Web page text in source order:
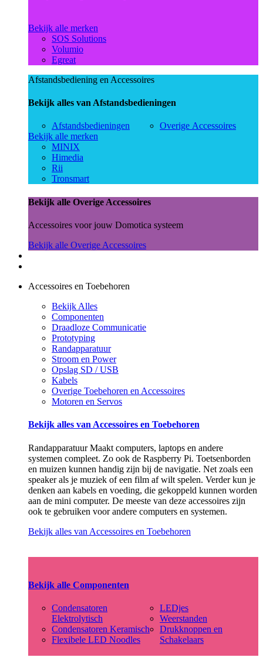
Bekijk alle merken
SOS Solutions
Volumio
Egreat
Afstandsbediening en Accessoires
Bekijk alles van Afstandsbedieningen
Afstandsbedieningen
Overige Accessoires
Bekijk alle merken
MINIX
Himedia
Rii
Tronsmart
Bekijk alle Overige Accessoires
Accessoires voor jouw Domotica systeem
Bekijk alle Overige Accessoires
Accessoires en Toebehoren
Bekijk Alles
Componenten
Draadloze Communicatie
Prototyping
Randapparatuur
Stroom en Power
Opslag SD / USB
Kabels
Overige Toebehoren en Accessoires
Motoren en Servos
Bekijk alles van Accessoires en Toebehoren
Randapparatuur Maakt computers, laptops en andere
systemen compleet. Zo ook de Raspberry Pi. Toetsenborden
en muizen kunnen handig zijn bij de navigatie. Net zoals een
speaker als je muziek of een film af wilt spelen. Verder kun je
denken aan kabels en voeding, die gekoppeld kunnen worden
aan de mini computer. De meeste van deze accessoires zijn
ook te gebruiken voor andere computers en systemen.
Bekijk alles van Accessoires en Toebehoren
Bekijk alle Componenten
Condensatoren
Elektrolytisch
Condensatoren Keramisch
Flexibele LED Noodles
LEDjes
Weerstanden
Drukknoppen en
Schakelaars